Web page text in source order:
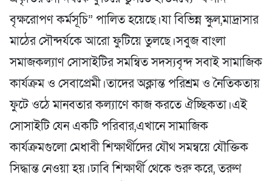
বৃক্ষরোপণ কর্মসূচি” পালিত হয়েছে।যা বিভিন্ন স্কুল,মাদ্রাসার
মাঠের সৌন্দর্যকে আরো ফুটিয়ে তুলছে।সবুজ বাংলা
সমাজকল্যাণ সোসাইটির সমন্বিত সদস্যবৃন্দ সবাই সামাজিক
কার্যক্রম ও সেবাপ্রেমী।তাদের অক্লান্ত পরিশ্রম ও নৈতিকতায়
ফুটে ওঠে মানবতার কল্যাণে কাজ করতে ঐচ্ছিকতা।এই
সোসাইটি যেন একটি পরিবার,এখানে সামাজিক
কার্যক্রমগুলো মেধাবী শিক্ষার্থীদের যৌথ সমন্বয়ে যৌক্তিক
সিদ্ধান্ত নেওয়া হয়।ঢাবি শিক্ষার্থী থেকে শুরু করে, তরুণ